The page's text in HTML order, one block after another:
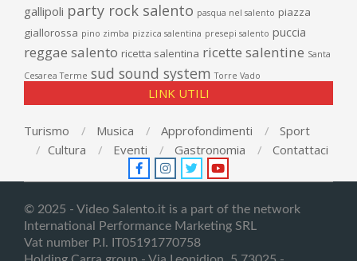
gallipoli party rock salento pasqua nel salento piazza
giallorossa pino zimba pizzica salentina presepi salento puccia
reggae salento ricetta salentina ricette salentine Santa
Cesarea Terme sud sound system Torre Vado
LINK UTILI
Turismo Musica Approfondimenti
Sport
Cultura
Eventi Gastronomia Contattaci
© 2025 - Video Salento.it is a part of the network
International Performance Marketing SRL
Vat number P.I. IT05191770758